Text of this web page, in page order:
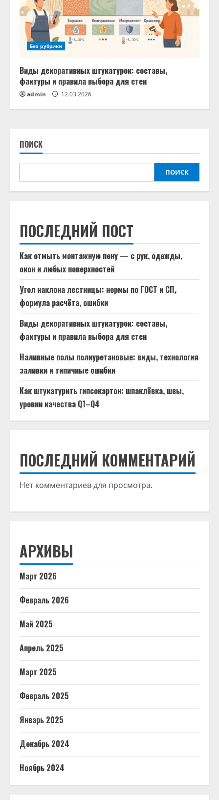
Без рубрики
Виды декоративных штукатурок: составы,
фактуры и правила выбора для стен
admin 12.03.2026
ПОИСК
ПОИСК
ПОСЛЕДНИЙ ПОСТ
Как отмыть монтажную пену — с рук, одежды,
окон и любых поверхностей
Угол наклона лестницы: нормы по ГОСТ и СП,
формула расчёта, ошибки
Виды декоративных штукатурок: составы,
фактуры и правила выбора для стен
Наливные полы полиуретановые: виды, технология
заливки и типичные ошибки
Как штукатурить гипсокартон: шпаклёвка, швы,
уровни качества Q1–Q4
ПОСЛЕДНИЙ КОММЕНТАРИЙ
Нет комментариев для просмотра.
АРХИВЫ
Март 2026
Февраль 2026
Май 2025
Апрель 2025
Март 2025
Февраль 2025
Январь 2025
Декабрь 2024
Ноябрь 2024